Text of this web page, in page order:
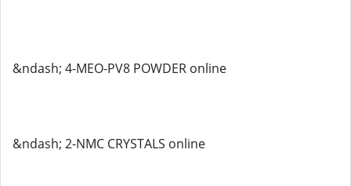
&ndash; 4-MEO-PV8 POWDER online
&ndash; 2-NMC CRYSTALS online